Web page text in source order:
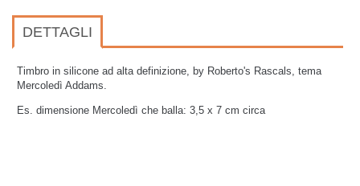
DETTAGLI
Timbro in silicone ad alta definizione, by Roberto's Rascals, tema
Mercoledì Addams.
Es. dimensione Mercoledì che balla: 3,5 x 7 cm circa